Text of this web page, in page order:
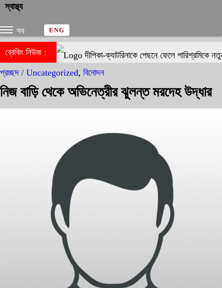
স্বাস্থ্য
সব ENG
ব্রেকিং নিউজ :
দীপিকা-ক্যাটরিনাকে পেছনে ফেলে পারিশ্রমিকে নতুন
প্রচ্ছদ / Uncategorized, বিনোদন
নিজ বাড়ি থেকে অভিনেত্রীর ঝুলন্ত মরদেহ উদ্ধার